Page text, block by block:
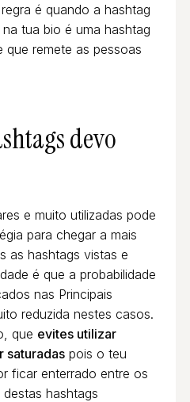
é quando a hashtag
tua bio é uma hashtag
que remete as pessoas
devo
e muito utilizadas pode
para chegar a mais
as hashtags vistas e
é que a probabilidade
nas Principais
reduzida nestes casos.
que evites utilizar
saturadaspois o teu
ficar enterrado entre os
hashtags